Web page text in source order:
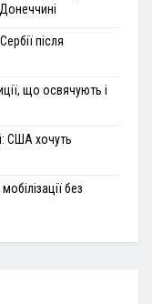
після
що освячують і
США хочуть
без